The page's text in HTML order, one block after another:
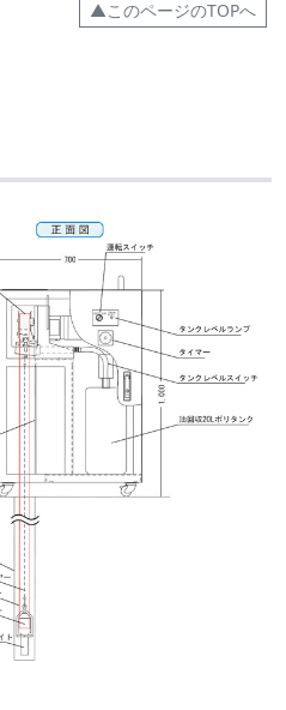
▲このページのTOPへ